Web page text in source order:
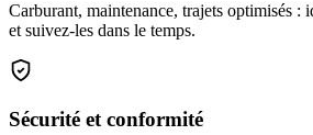
Carburant, maintenance, trajets optimisés :
et suivez-les dans le temps.
Sécurité et conformité